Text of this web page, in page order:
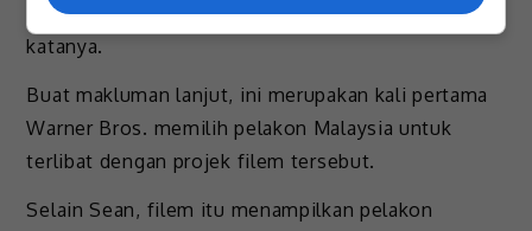
“Waffles juga mempunyai loghat Malaysia,”
katanya.
Buat makluman lanjut, ini merupakan kali pertama
Warner Bros. memilih pelakon Malaysia untuk
terlibat dengan projek filem tersebut.
Selain Sean, filem itu menampilkan pelakon